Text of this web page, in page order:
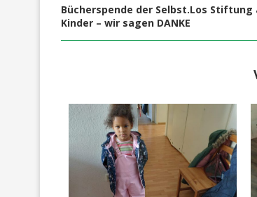
Bücherspende der Selbst.Los Stiftung
Kinder – wir sagen DANKE